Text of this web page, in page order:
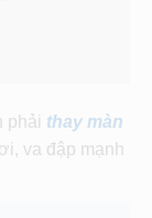
phải thay màn
va đập mạnh